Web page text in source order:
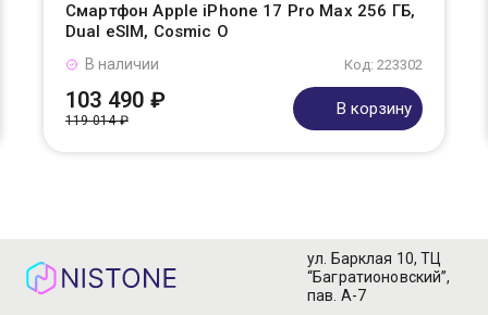
Смартфон Apple iPhone 17 Pro Max 256 ГБ,
Dual eSIM, Cosmic O
Код: 223302
В наличии
103 490 ₽
119 014 ₽
В корзину
ул. Барклая 10, ТЦ
“Багратионовский”,
пав. А-7